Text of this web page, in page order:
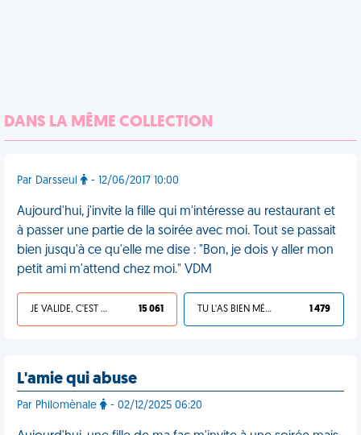
DANS LA MÊME COLLECTION
Par Darsseul - 12/06/2017 10:00
Aujourd'hui, j'invite la fille qui m'intéresse au restaurant et
à passer une partie de la soirée avec moi. Tout se passait
bien jusqu'à ce qu'elle me dise : "Bon, je dois y aller mon
petit ami m'attend chez moi." VDM
JE VALIDE, C'EST UNE VDM 15 061 TU L'AS BIEN MÉRITÉ 1 479
L'amie qui abuse
Par Philomènale - 02/12/2025 06:20